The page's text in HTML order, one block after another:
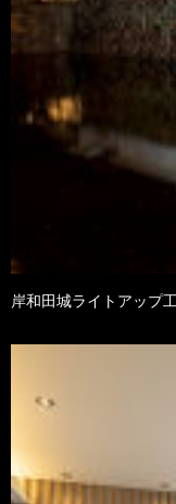
岸和田城ライトアップ